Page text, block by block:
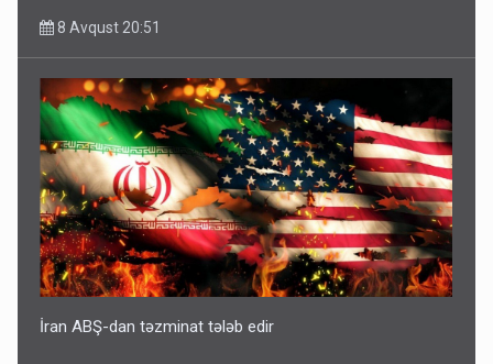
8 Avqust 20:51
İran ABŞ-dan təzminat tələb edir